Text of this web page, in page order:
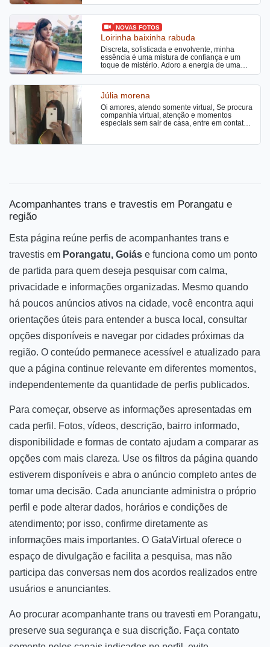
NOVAS FOTOS
Loirinha baixinha rabuda
Discreta, sofisticada e envolvente, minha
essência é uma mistura de confiança e um
toque de mistério. Adoro a energia de uma
boa conversa que me desafia e me fascina,
pronta pra satisfazer seus desejos ocultos.
CONTEÚDOS +18, packs de vídeos pornô e
conteúdos solo. CHAMADA DE VÍDEO
completa e totalmente safada.
Júlia morena
Oi amores, atendo somente virtual, Se procura
companhia virtual, atenção e momentos
especiais sem sair de casa, entre em contato,
exclusivos produzidos com muito tesao feitos
Acompanhantes trans e travestis em Porangatu e
região
Esta página reúne perfis de acompanhantes trans e
travestis em Porangatu, Goiás e funciona como um ponto
de partida para quem deseja pesquisar com calma,
privacidade e informações organizadas. Mesmo quando
há poucos anúncios ativos na cidade, você encontra aqui
orientações úteis para entender a busca local, consultar
opções disponíveis e navegar por cidades próximas da
região. O conteúdo permanece acessível e atualizado para
que a página continue relevante em diferentes momentos,
independentemente da quantidade de perfis publicados.
Para começar, observe as informações apresentadas em
cada perfil. Fotos, vídeos, descrição, bairro informado,
disponibilidade e formas de contato ajudam a comparar as
opções com mais clareza. Use os filtros da página quando
estiverem disponíveis e abra o anúncio completo antes de
tomar uma decisão. Cada anunciante administra o próprio
perfil e pode alterar dados, horários e condições de
atendimento; por isso, confirme diretamente as
informações mais importantes. O GataVirtual oferece o
espaço de divulgação e facilita a pesquisa, mas não
participa das conversas nem dos acordos realizados entre
usuários e anunciantes.
Ao procurar acompanhante trans ou travesti em Porangatu,
preserve sua segurança e sua discrição. Faça contato